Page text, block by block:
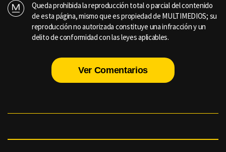
Queda prohibida la reproducción total o parcial del contenido
de esta página, mismo que es propiedad de MULTIMEDIOS; su
reproducción no autorizada constituye una infracción y un
delito de conformidad con las leyes aplicables.
Ver Comentarios